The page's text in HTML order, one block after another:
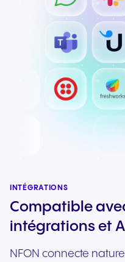
INTÉGRATIONS
Compatible
intégrations et
NFON connecte